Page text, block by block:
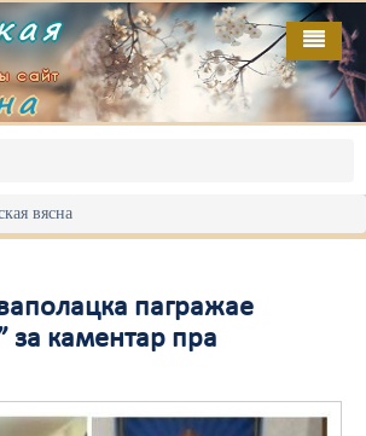
сайт
вясна
пагражае
за каментар пра